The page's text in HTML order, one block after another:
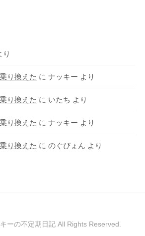
り
り換えた に ナッキー より
り換えた に いたち より
り換えた に ナッキー より
り換えた に のぐぴょん より
ーの不定期日記 All Rights Reserved.